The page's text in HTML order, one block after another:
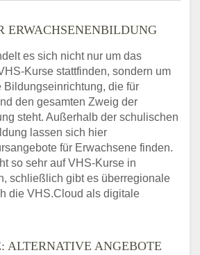
ERWACHSENENBILDUNG
es sich nicht nur um das
Kurse stattfinden, sondern um
die für
den gesamten Zweig der
steht. Außerhalb der schulischen
lassen sich hier
für Erwachsene finden.
so sehr auf VHS-Kurse in
schließlich gibt es überregionale
die VHS.Cloud als digitale
ALTERNATIVE ANGEBOTE